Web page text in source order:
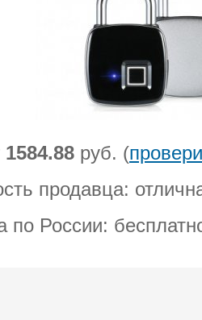
1584.88 руб. (
продавца:
по России: